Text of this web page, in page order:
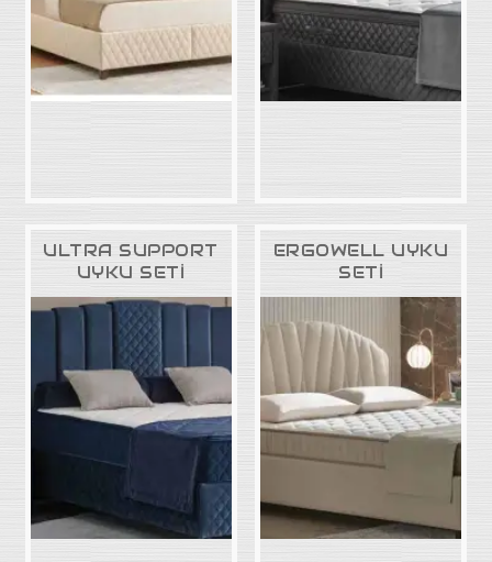
ULTRA SUPPORT
UYKU SETİ
ERGOWELL UYKU
SETİ